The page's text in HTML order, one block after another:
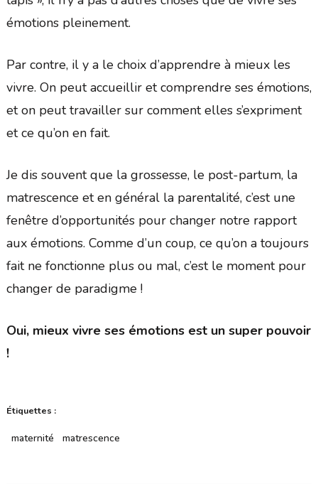
émotions pleinement.
Par contre, il y a le choix d’apprendre à mieux les
vivre. On peut accueillir et comprendre ses émotions,
et on peut travailler sur comment elles s’expriment
et ce qu’on en fait.
Je dis souvent que la grossesse, le post-partum, la
matrescence et en général la parentalité, c’est une
fenêtre d’opportunités pour changer notre rapport
aux émotions. Comme d’un coup, ce qu’on a toujours
fait ne fonctionne plus ou mal, c’est le moment pour
changer de paradigme !
Oui, mieux vivre ses émotions est un super pouvoir
!
Étiquettes :
maternité matrescence